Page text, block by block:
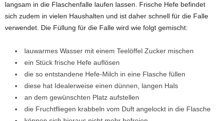
langsam in die Flaschenfalle laufen lassen. Frische Hefe befindet
sich zudem in vielen Haushalten und ist daher schnell für die Falle
verwendet. Die Füllung für die Falle wird wie folgt gemischt:
lauwarmes Wasser mit einem Teelöffel Zucker mischen
ein Stück frische Hefe auflösen
die so entstandene Hefe-Milch in eine Flasche füllen
diese hat Idealerweise einen dünnen, langen Hals
an dem gewünschten Platz aufstellen
die Fruchtfliegen krabbeln vom Duft angelockt in die Flasche